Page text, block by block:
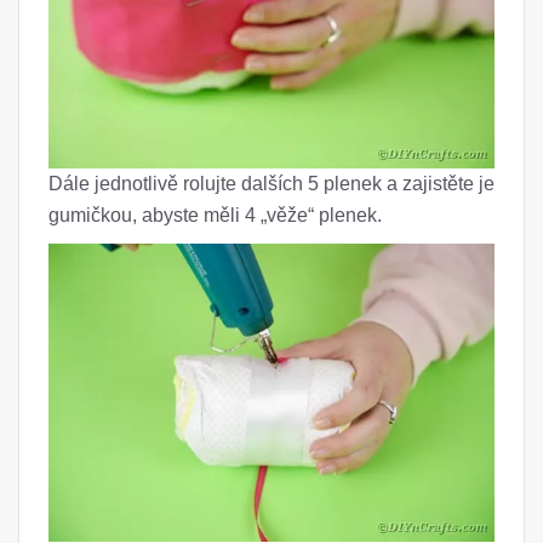
Dále jednotlivě rolujte dalších 5 plenek a zajistěte je
gumičkou, abyste měli 4 „věže“ plenek.